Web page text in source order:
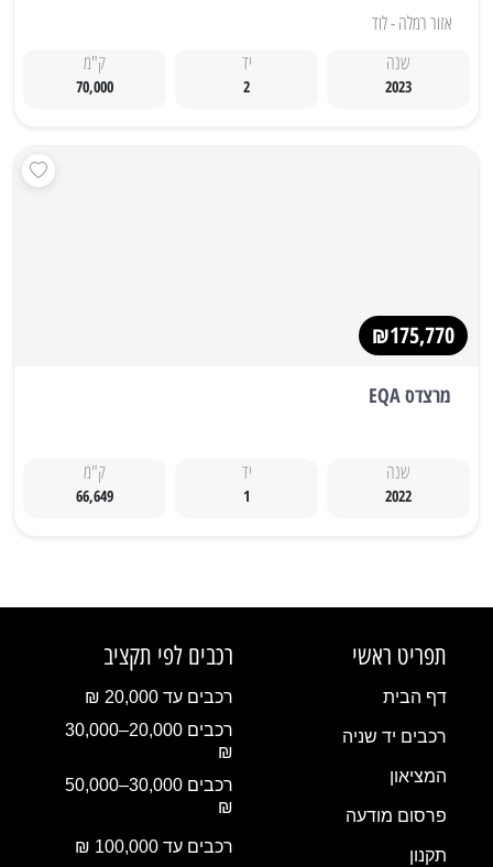
אזור רמלה - לוד
שנה
2023
יד
2
ק"מ
70,000
₪175,770
מרצדס EQA
שנה
2022
יד
1
ק"מ
66,649
תפריט ראשי
דף הבית
רכבים יד שניה
המציאון
פרסום מודעה
תקנון
רכבים לפי תקציב
רכבים עד 20,000 ₪
רכבים 20,000–30,000
₪
רכבים 30,000–50,000
₪
רכבים עד 100,000 ₪